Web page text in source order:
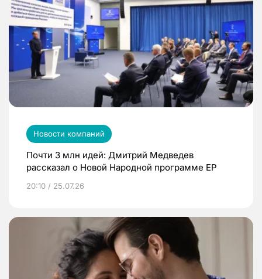
Новости компаний
Почти 3 млн идей: Дмитрий Медведев
рассказал о Новой Народной программе ЕР
20:10 / 25.07.26